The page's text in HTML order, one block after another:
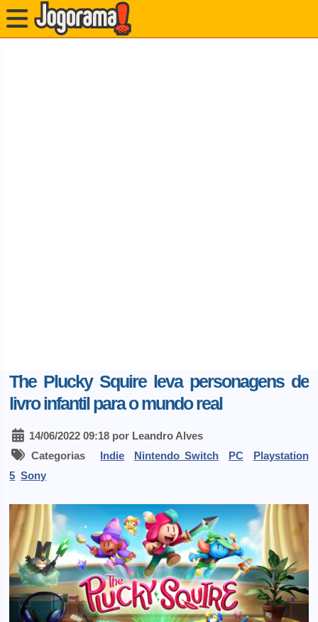
The Plucky Squire leva personagens de
livro infantil para o mundo real
14/06/2022 09:18 por Leandro Alves
Categorias Indie Nintendo Switch PC
Playstation
5 Sony